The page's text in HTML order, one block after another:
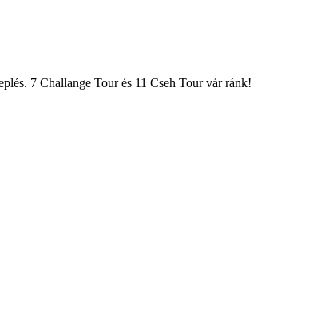
7 Challange Tour és 11 Cseh Tour vár ránk!